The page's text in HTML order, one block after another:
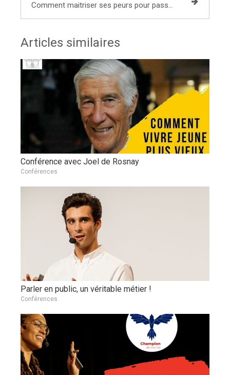
Comment maitriser ses peurs pour passer à l'action ?
Articles similaires
Conférence avec Joel de Rosnay
Conférences
Parler en public, un véritable métier !
Conférences